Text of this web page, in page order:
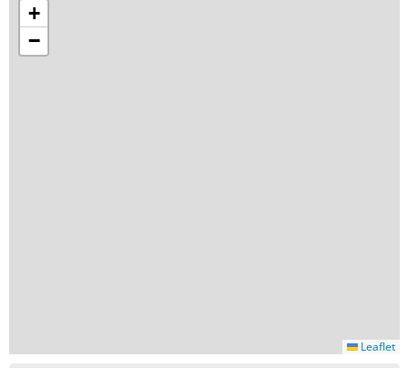
+
−
Leaflet